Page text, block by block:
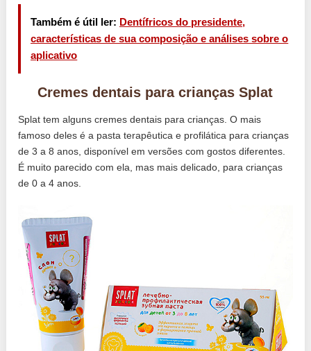
Também é útil ler: Dentífricos do presidente,
características de sua composição e análises sobre o
aplicativo
Cremes dentais para crianças Splat
Splat tem alguns cremes dentais para crianças. O mais
famoso deles é a pasta terapêutica e profilática para crianças
de 3 a 8 anos, disponível em versões com gostos diferentes.
É muito parecido com ela, mas mais delicado, para crianças
de 0 a 4 anos.